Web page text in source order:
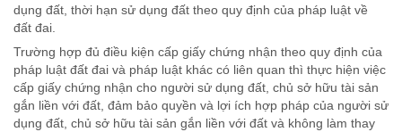
dụng đất, thời hạn sử dụng đất theo quy định của pháp luật về
đất đai.
Trường hợp đủ điều kiện cấp giấy chứng nhận theo quy định của
pháp luật đất đai và pháp luật khác có liên quan thì thực hiện việc
cấp giấy chứng nhận cho người sử dụng đất, chủ sở hữu tài sản
gắn liền với đất, đảm bảo quyền và lợi ích hợp pháp của người sử
dụng đất, chủ sở hữu tài sản gắn liền với đất và không làm thay